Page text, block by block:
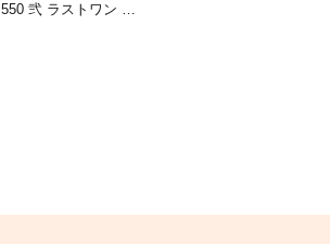
550 弐 ラストワン …